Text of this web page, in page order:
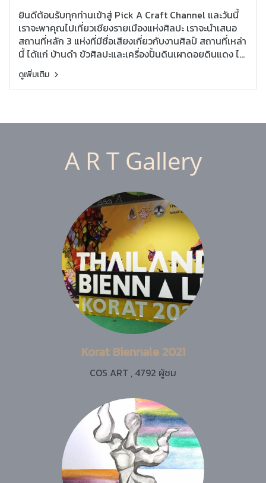
ยินดีต้อนรับทุกท่านเข้าสู่ Pick A Craft Channel และวันนี้
เราจะพาคุณไปเที่ยวเชียงรายเมืองแห่งศิลปะ เราจะนำเสนอ
สถานที่หลัก 3 แห่งที่มีชื่อเสียงเกี่ยวกับงานศิลป์ สถานที่เหล่า
นี้ ได้แก่ บ้านดำ ขัวศิลปะและเครื่องปั้นดินเผาดอยดินแดง ไป
ดูพร้อมกันเลย!
ดูเพิ่มเติม
A R T Gallery
Korat Biennale 2021
COS ART , 4792 ผู้ชม